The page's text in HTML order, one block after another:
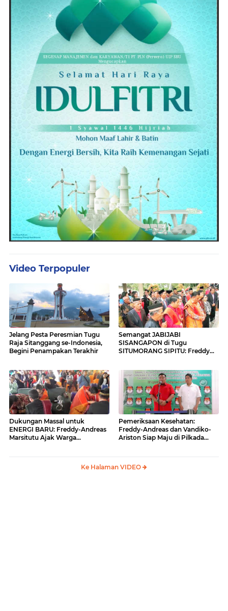
Video Terpopuler
Jelang Pesta Peresmian Tugu
Raja Sitanggang se-Indonesia,
Begini Penampakan Terakhir
Semangat JABIJABI
SISANGAPON di Tugu
SITUMORANG SIPITU: Freddy
Dukungan Massal untuk
ENERGI BARU: Freddy-Andreas
Marsitutu Ajak Warga
Pemeriksaan Kesehatan:
Freddy-Andreas dan Vandiko-
Ariston Siap Maju di Pilkada
Ke Halaman VIDEO